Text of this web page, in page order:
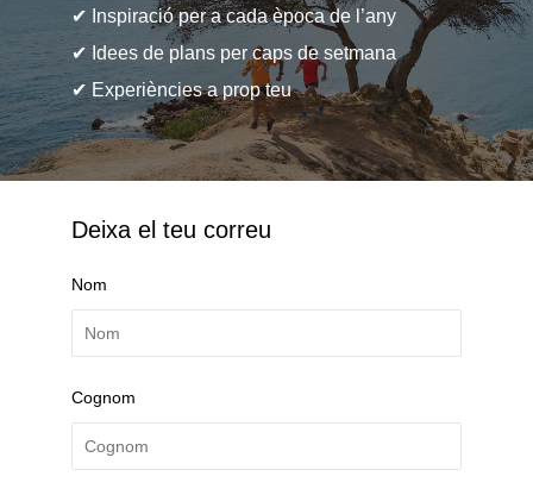
✔ Inspiració per a cada època de l’any
✔ Idees de plans per caps de setmana
✔ Experiències a prop teu
Deixa el teu correu
Nom
Cognom